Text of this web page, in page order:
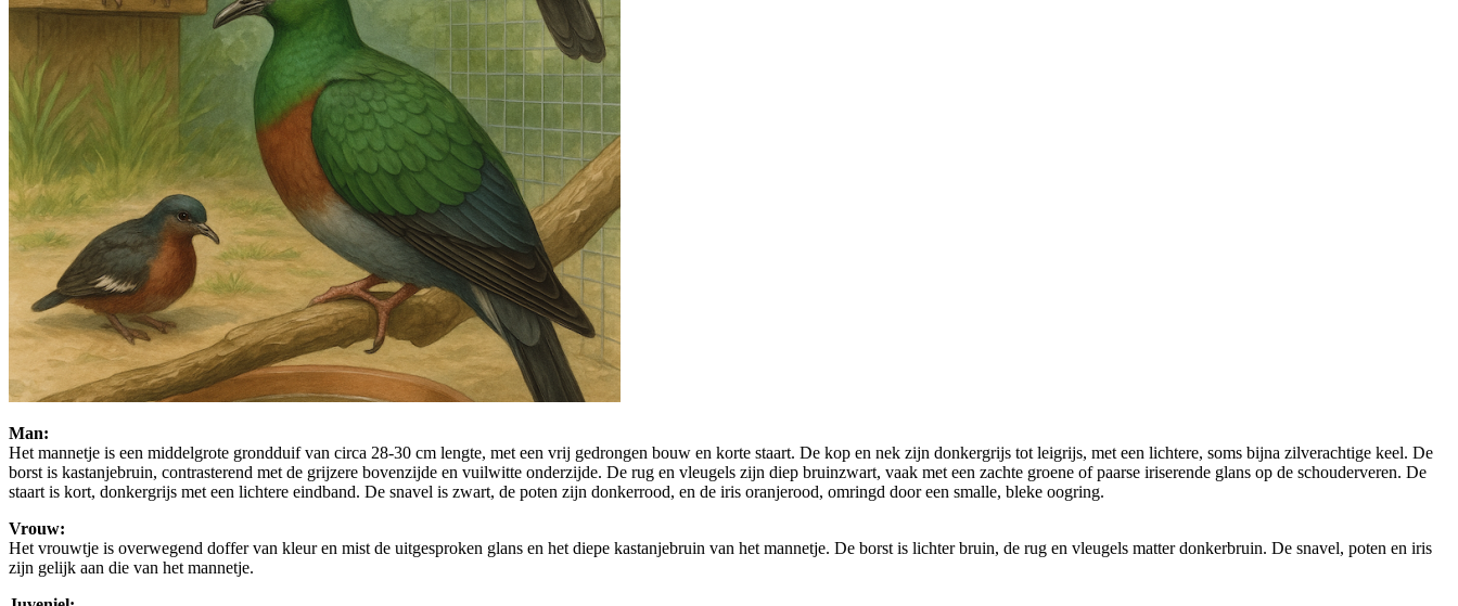
Man:
Het mannetje is een middelgrote grondduif van circa 28-30 cm lengte, met een vrij gedrongen bouw en korte staart. De kop en nek zijn donkergrijs tot leigrijs, met een lichtere, soms bijna zilverachtige keel. De
borst is kastanjebruin, contrasterend met de grijzere bovenzijde en vuilwitte onderzijde. De rug en vleugels zijn diep bruinzwart, vaak met een zachte groene of paarse iriserende glans op de schouderveren. De
staart is kort, donkergrijs met een lichtere eindband. De snavel is zwart, de poten zijn donkerrood, en de iris oranjerood, omringd door een smalle, bleke oogring.
Vrouw:
Het vrouwtje is overwegend doffer van kleur en mist de uitgesproken glans en het diepe kastanjebruin van het mannetje. De borst is lichter bruin, de rug en vleugels matter donkerbruin. De snavel, poten en iris
zijn gelijk aan die van het mannetje.